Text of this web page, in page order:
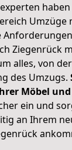
haben
Umzüge
Ziegenrück
alles, von
des Umzugs.
Möbel
ein und
an Ihrem